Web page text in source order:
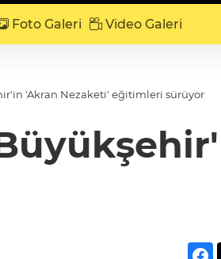
Foto Galeri Video Galeri
'Akran Nezaketi' eğitimleri sürüyor